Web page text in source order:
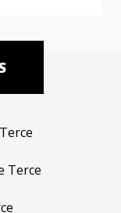
Terce